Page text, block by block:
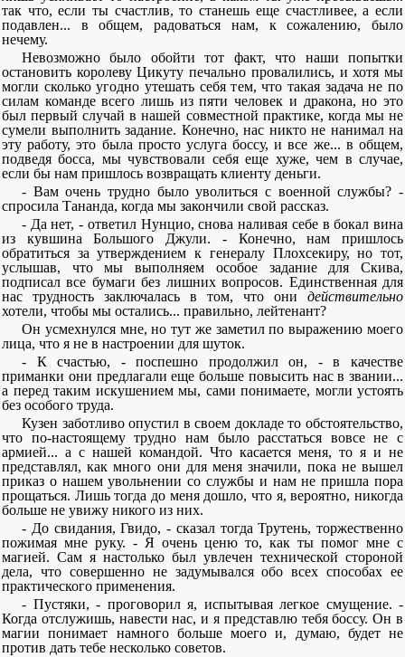
так что, если ты счастлив, то станешь еще счастливее, а если
подавлен... в общем, радоваться нам, к сожалению, было
нечему.
Невозможно было обойти тот факт, что наши попытки
остановить королеву Цикуту печально провалились, и хотя мы
могли сколько угодно утешать себя тем, что такая задача не по
силам команде всего лишь из пяти человек и дракона, но это
был первый случай в нашей совместной практике, когда мы не
сумели выполнить задание. Конечно, нас никто не нанимал на
эту работу, это была просто услуга боссу, и все же... в общем,
подведя босса, мы чувствовали себя еще хуже, чем в случае,
если бы нам пришлось возвращать клиенту деньги.
- Вам очень трудно было уволиться с военной службы? -
спросила Тананда, когда мы закончили свой рассказ.
- Да нет, - ответил Нунцио, снова наливая себе в бокал вина
из кувшина Большого Джули. - Конечно, нам пришлось
обратиться за утверждением к генералу Плохсекиру, но тот,
услышав, что мы выполняем особое задание для Скива,
подписал все бумаги без лишних вопросов. Единственная для
нас трудность заключалась в том, что они действительно
хотели, чтобы мы остались... правильно, лейтенант?
Он усмехнулся мне, но тут же заметил по выражению моего
лица, что я не в настроении для шуток.
- К счастью, - поспешно продолжил он, - в качестве
приманки они предлагали еще больше повысить нас в звании...
а перед таким искушением мы, сами понимаете, могли устоять
без особого труда.
Кузен заботливо опустил в своем докладе то обстоятельство,
что по-настоящему трудно нам было расстаться вовсе не с
армией... а с нашей командой. Что касается меня, то я и не
представлял, как много они для меня значили, пока не вышел
приказ о нашем увольнении со службы и нам не пришла пора
прощаться. Лишь тогда до меня дошло, что я, вероятно, никогда
больше не увижу никого из них.
- До свидания, Гвидо, - сказал тогда Трутень, торжественно
пожимая мне руку. - Я очень ценю то, как ты помог мне с
магией. Сам я настолько был увлечен технической стороной
дела, что совершенно не задумывался обо всех способах ее
практического применения.
- Пустяки, - проговорил я, испытывая легкое смущение. -
Когда отслужишь, навести нас, и я представлю тебя боссу. Он в
магии понимает намного больше моего и, думаю, будет не
против дать тебе несколько советов.